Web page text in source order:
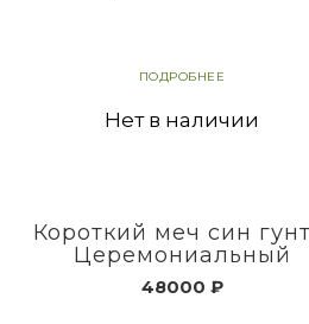
ПОДРОБНЕЕ
Нет в наличии
Короткий меч син
Церемониальный
48000 ₽